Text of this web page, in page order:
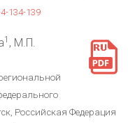
134-139
1 , М.П.
Российская Федерация